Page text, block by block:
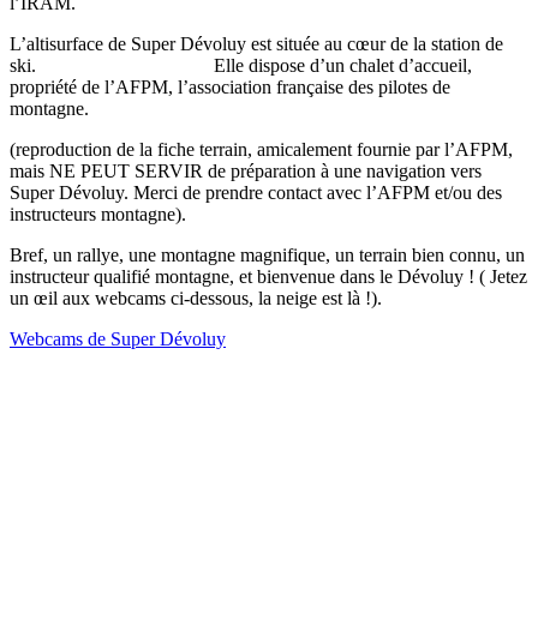
L’altisurface de Super Dévoluy est située au cœur de la station de
ski.
Elle dispose d’un chalet d’accueil,
propriété de l’AFPM, l’association française des pilotes de
montagne.
(reproduction de la fiche terrain, amicalement fournie par l’AFPM,
mais NE PEUT SERVIR de préparation à une navigation vers
Super Dévoluy. Merci de prendre contact avec l’AFPM et/ou des
instructeurs montagne).
Bref, un rallye, une montagne magnifique, un terrain bien connu, un
instructeur qualifié montagne, et bienvenue dans le Dévoluy ! ( Jetez
un œil aux webcams ci-dessous, la neige est là !).
Webcams de Super Dévoluy